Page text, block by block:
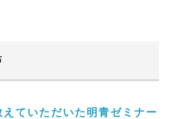
ていただいた明青ゼミナー